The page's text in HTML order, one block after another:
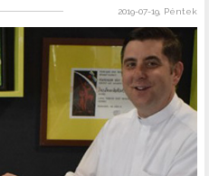
2019-07-19, Péntek